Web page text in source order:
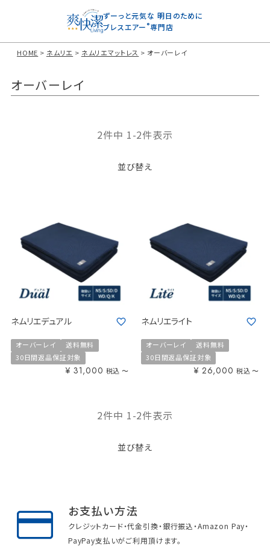
ずーっと元気な 明日のために
ブレスエアー ®専門店
HOME ネムリエ ネムリエマットレス オーバーレイ
オーバーレイ
並び替え
2件中 1-2件表示
ネムリエデュアル
オーバーレイ
送料無料
30日間返品保証対象
¥ 31,000 税込 〜
ネムリエライト
オーバーレイ
送料無料
30日間返品保証対象
¥ 26,000 税込 〜
並び替え
2件中 1-2件表示
お支払い方法
クレジットカード・代金引換・銀行振込・Amazon Pay・
PayPay支払いがご利用頂けます。